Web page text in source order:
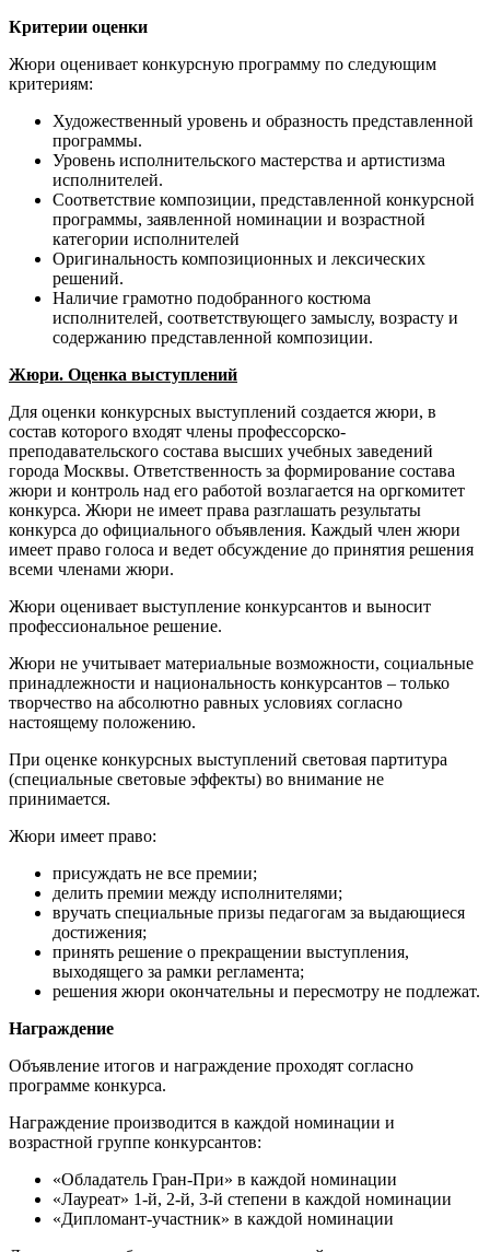
Критерии оценки
Жюри оценивает конкурсную программу по следующим
критериям:
Художественный уровень и образность представленной
программы.
Уровень исполнительского мастерства и артистизма
исполнителей.
Соответствие композиции, представленной конкурсной
программы, заявленной номинации и возрастной
категории исполнителей
Оригинальность композиционных и лексических
решений.
Наличие грамотно подобранного костюма
исполнителей, соответствующего замыслу, возрасту и
содержанию представленной композиции.
Жюри. Оценка выступлений
Для оценки конкурсных выступлений создается жюри, в
состав которого входят члены профессорско-
преподавательского состава высших учебных заведений
города Москвы. Ответственность за формирование состава
жюри и контроль над его работой возлагается на оргкомитет
конкурса. Жюри не имеет права разглашать результаты
конкурса до официального объявления. Каждый член жюри
имеет право голоса и ведет обсуждение до принятия решения
всеми членами жюри.
Жюри оценивает выступление конкурсантов и выносит
профессиональное решение.
Жюри не учитывает материальные возможности, социальные
принадлежности и национальность конкурсантов – только
творчество на абсолютно равных условиях согласно
настоящему положению.
При оценке конкурсных выступлений световая партитура
(специальные световые эффекты) во внимание не
принимается.
Жюри имеет право:
присуждать не все премии;
делить премии между исполнителями;
вручать специальные призы педагогам за выдающиеся
достижения;
принять решение о прекращении выступления,
выходящего за рамки регламента;
решения жюри окончательны и пересмотру не подлежат.
Награждение
Объявление итогов и награждение проходят согласно
программе конкурса.
Награждение производится в каждой номинации и
возрастной группе конкурсантов:
«Обладатель Гран-При» в каждой номинации
«Лауреат» 1-й, 2-й, 3-й степени в каждой номинации
«Дипломант-участник» в каждой номинации